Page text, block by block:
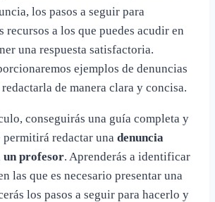
los pasos a seguir para
recursos a los que puedes acudir en
una respuesta satisfactoria.
ejemplos de denuncias
de manera clara y concisa.
conseguirás una guía completa y
permitirá redactar una denuncia
profesor. Aprenderás a identificar
las que es necesario presentar una
los pasos a seguir para hacerlo y